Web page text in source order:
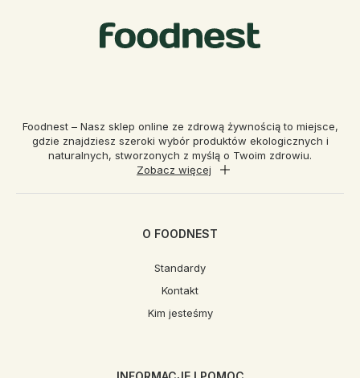
Foodnest – Nasz sklep online ze zdrową żywnością to miejsce,
gdzie znajdziesz szeroki wybór produktów ekologicznych i
naturalnych, stworzonych z myślą o Twoim zdrowiu.
Zobacz więcej
O FOODNEST
Standardy
Kontakt
Kim jesteśmy